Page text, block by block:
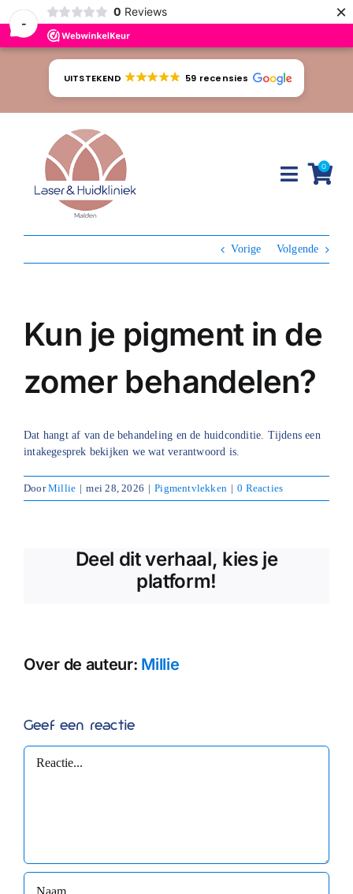
-
0 Reviews ×
UITSTEKEND 59 recensies
Toggle
Blog
Mijn account
Afspraak maken
0
Vorige Volgende
Kun je pigment in de
zomer behandelen?
Dat hangt af van de behandeling en de huidconditie. Tijdens een
intakegesprek bekijken we wat verantwoord is.
DoorMillie | mei 28, 2026 | Pigmentvlekken | 0 Reacties
Deel dit verhaal, kies je
platform!
Over de auteur: Millie
Geef een reactie
Reactie